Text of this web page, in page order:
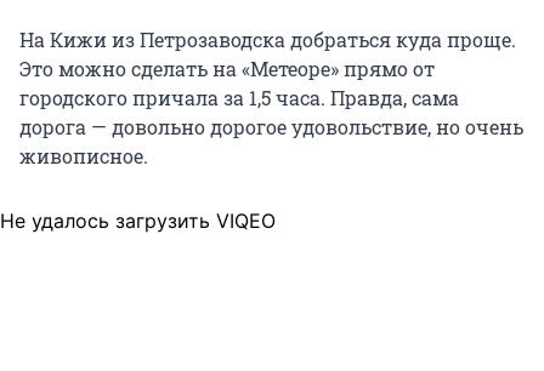
На Кижи из Петрозаводска добраться куда проще.
Это можно сделать на «Метеоре» прямо от
городского причала за 1,5 часа. Правда, сама
дорога — довольно дорогое удовольствие, но очень
живописное.
Не удалось загрузить VIQEO